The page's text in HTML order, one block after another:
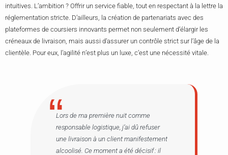
intuitives. L’ambition ? Offrir un service fiable, tout en respectant à la lettre la
réglementation stricte. D’ailleurs, la création de partenariats avec des
plateformes de coursiers innovants permet non seulement d’élargir les
créneaux de livraison, mais aussi d’assurer un contrôle strict sur l’âge de la
clientèle. Pour eux, l’agilité n’est plus un luxe, c’est une nécessité vitale.
Lors de ma première nuit comme
responsable logistique, j’ai dû refuser
une livraison à un client manifestement
alcoolisé. Ce moment a été décisif : il